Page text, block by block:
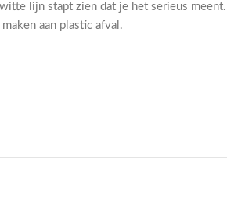
lijn stapt zien dat je het serieus
aan plastic afval.